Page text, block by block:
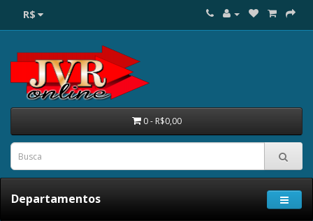
R$
0 - R$0,00
Departamentos